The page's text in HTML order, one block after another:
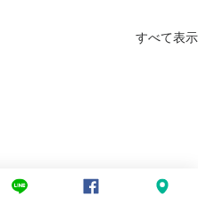
すべて表示